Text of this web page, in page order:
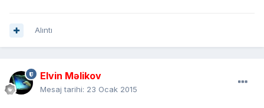
Alıntı
Elvin Məlikov
Mesaj tarihi: 23 Ocak 2015